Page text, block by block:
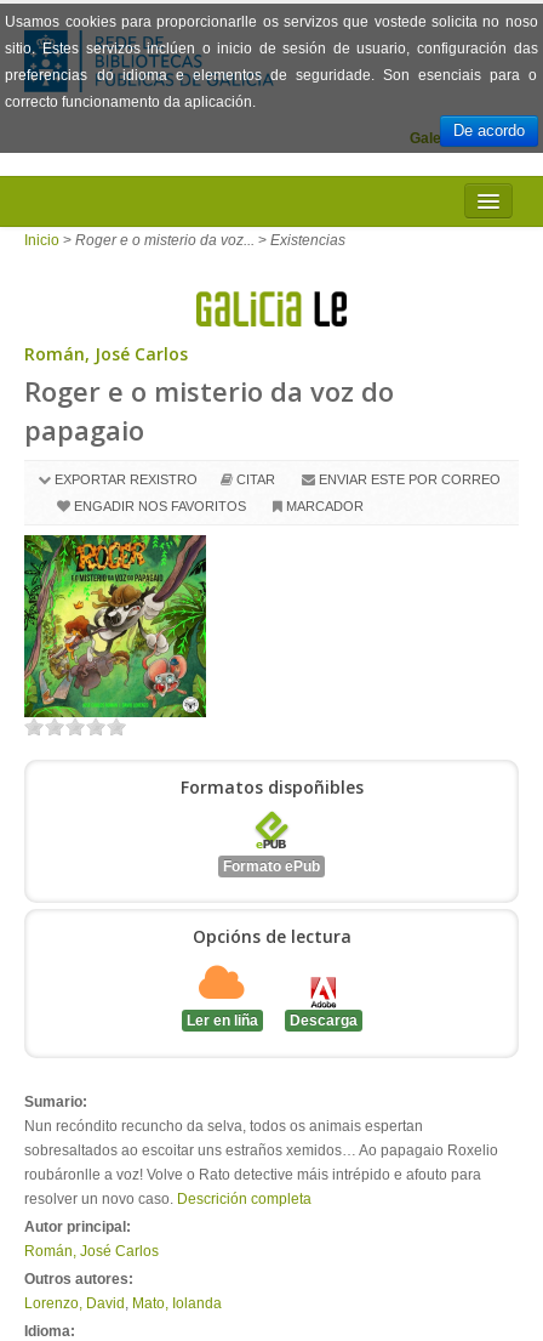
Usamos cookies para proporcionarlle os servizos que vostede solicita no noso
sitio. Estes servizos inclúen o inicio de sesión de usuario, configuración das
preferencias do idioma e elementos de seguridade. Son esenciais para o
correcto funcionamento da aplicación.
De acordo
Español
Galego
INICIO
LECTURA
VISIONADO DE PELÍCULAS
PREGUNTAS FRECUENTES
ENTRAR
Inicio > Roger e o misterio da voz... > Existencias
Román, José Carlos
Roger e o misterio da voz do
papagaio
CITAR ENVIAR ESTE POR CORREO
EXPORTAR REXISTRO
ENGADIR NOS FAVORITOS
MARCADOR
Formatos dispoñibles
Formato ePub
Opcións de lectura
Ler en liña Descarga
Sumario:
Nun recóndito recuncho da selva, todos os animais espertan
sobresaltados ao escoitar uns estraños xemidos… Ao papagaio Roxelio
roubáronlle a voz! Volve o Rato detective máis intrépido e afouto para
resolver un novo caso. Descrición completa
Autor principal:
Román, José Carlos
Outros autores:
Lorenzo, David , Mato, Iolanda
Idioma: